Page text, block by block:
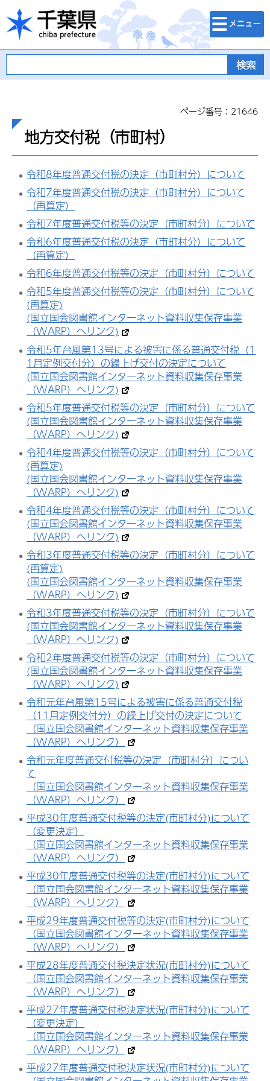
千葉県
検索・メニュ
ー
ページ番号：21646
地方交付税（市町村）
令和8年度普通交付税の決定（市町村分）について
令和7年度普通交付税の決定（市町村分）について
（再算定）
令和7年度普通交付税等の決定（市町村分）について
令和6年度普通交付税の決定（市町村分）について
（再算定）
令和6年度普通交付税等の決定（市町村分）について
令和5年度普通交付税等の決定（市町村分）について
(再算定)
(国立国会図書館インターネット資料収集保存事業
（WARP）へリンク)
令和5年台風第13号による被害に係る普通交付税（1
1月定例交付分）の繰上げ交付の決定について
(国立国会図書館インターネット資料収集保存事業
（WARP）へリンク)
令和5年度普通交付税等の決定（市町村分）について
(国立国会図書館インターネット資料収集保存事業
（WARP）へリンク)
令和4年度普通交付税等の決定（市町村分）について
(再算定)
(国立国会図書館インターネット資料収集保存事業
（WARP）へリンク)
令和4年度普通交付税等の決定（市町村分）について
(国立国会図書館インターネット資料収集保存事業
（WARP）へリンク)
令和3年度普通交付税等の決定（市町村分）について
(再算定)
(国立国会図書館インターネット資料収集保存事業
（WARP）へリンク)
令和3年度普通交付税等の決定（市町村分）について
(国立国会図書館インターネット資料収集保存事業
（WARP）へリンク)
令和2年度普通交付税等の決定（市町村分）について
(国立国会図書館インターネット資料収集保存事業
（WARP）へリンク)
令和元年台風第15号による被害に係る普通交付税
（11月定例交付分）の繰上げ交付の決定について
（国立国会図書館インターネット資料収集保存事業
（WARP）へリンク）
令和元年度普通交付税等の決定（市町村分）につい
て
（国立国会図書館インターネット資料収集保存事業
（WARP）へリンク）
平成30年度普通交付税等の決定(市町村分)について
（変更決定）
（国立国会図書館インターネット資料収集保存事業
（WARP）へリンク）
平成30年度普通交付税等の決定(市町村分)について
（国立国会図書館インターネット資料収集保存事業
（WARP）へリンク）
平成29年度普通交付税等の決定(市町村分)について
（国立国会図書館インターネット資料収集保存事業
（WARP）へリンク）
平成28年度普通交付税決定状況(市町村分)について
（国立国会図書館インターネット資料収集保存事業
（WARP）へリンク）
平成27年度普通交付税決定状況(市町村分)について
（変更決定）
（国立国会図書館インターネット資料収集保存事業
（WARP）へリンク）
平成27年度普通交付税決定状況(市町村分)について